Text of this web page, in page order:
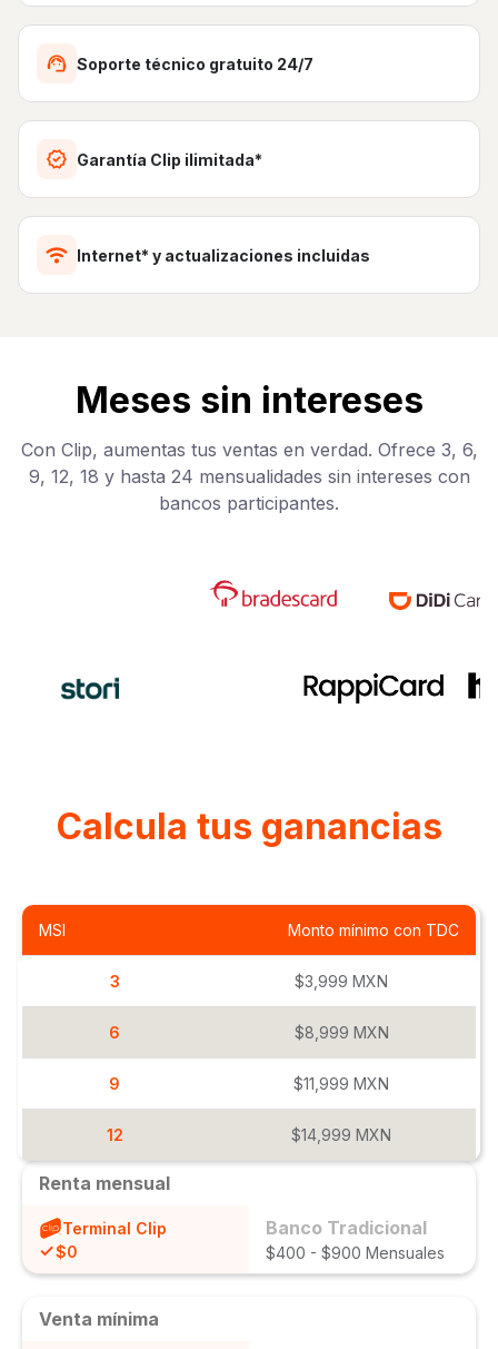
Soporte técnico gratuito 24/7
Garantía Clip ilimitada*
Internet* y actualizaciones incluidas
Meses sin intereses
Con Clip, aumentas tus ventas en verdad. Ofrece 3, 6,
9, 12, 18 y hasta 24 mensualidades sin intereses con
bancos participantes.
Calcula tus ganancias
MSI Monto mínimo con TDC
3 $3,999 MXN
6 $8,999 MXN
9 $11,999 MXN
12 $14,999 MXN
Renta mensual
Terminal Clip
$0
Banco Tradicional
$400 - $900 Mensuales
Venta mínima